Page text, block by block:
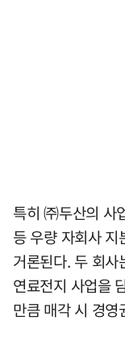
특히 ㈜두산의 사
등 우량 자회사
거론된다. 두 회
연료전지 사업을
만큼 매각 시 경